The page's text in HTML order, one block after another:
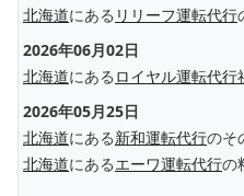
北海道にある リリーフ運転代行
2026年06月02日
北海道にある ロイヤル運転代行
2026年05月25日
北海道にある新和運転代行のそ
北海道にあるエーワ運転代行の